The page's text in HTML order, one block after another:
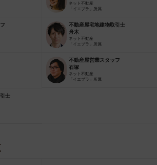
ネット不動産
「イエプラ」所属
不動産屋宅地建物取引士
舟木
ネット不動産
「イエプラ」所属
不動産屋営業スタッフ
石塚
ネット不動産
「イエプラ」所属
士